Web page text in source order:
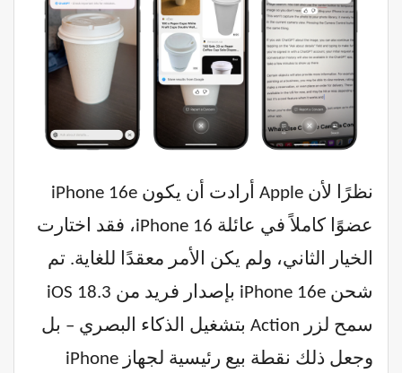
نظرًا لأن Apple أرادت أن يكون iPhone 16e
عضوًا كاملاً في عائلة iPhone 16، فقد اختارت
الخيار الثاني، ولم يكن الأمر معقدًا للغاية. تم
شحن iPhone 16e بإصدار فريد من iOS 18.3
سمح لزر Action بتشغيل الذكاء البصري – بل
وجعل ذلك نقطة بيع رئيسية لجهاز iPhone